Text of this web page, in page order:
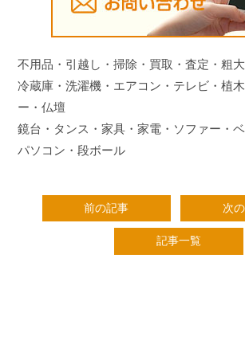
不用品・引越し・掃除・買取・査定・粗
冷蔵庫・洗濯機・エアコン・テレビ・植
ー・仏壇
鏡台・タンス・家具・家電・ソファー・
パソコン・段ボール
前の記事 次
記事一覧